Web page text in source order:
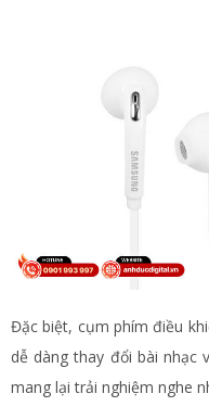
Đặc biệt, cụm phím điều
dễ dàng thay đổi bài nhạc
mang lại trải nghiệm nghe